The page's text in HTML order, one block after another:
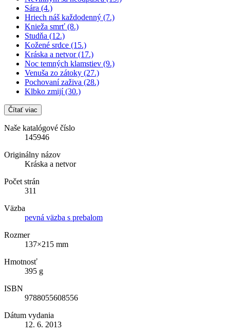
Sára (4.)
Hriech náš každodenný (7.)
Knieža smrť (8.)
Studňa (12.)
Kožené srdce (15.)
Kráska a netvor (17.)
Noc temných klamstiev (9.)
Venuša zo zátoky (27.)
Pochovaní zaživa (28.)
Klbko zmijí (30.)
Čítať viac
Naše katalógové číslo
145946
Originálny názov
Kráska a netvor
Počet strán
311
Väzba
pevná väzba s prebalom
Rozmer
137×215 mm
Hmotnosť
395 g
ISBN
9788055608556
Dátum vydania
12. 6. 2013